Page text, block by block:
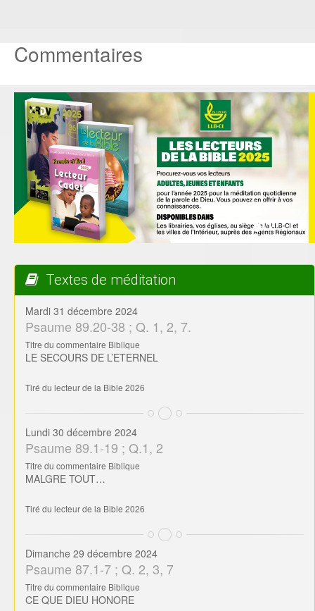
Commentaires
Textes de méditation
Mardi 31 décembre 2024
Psaume 89.20-38 ; Q. 1, 2, 7.
Titre du commentaire Biblique
LE SECOURS DE L’ETERNEL
Tiré du lecteur de la Bible 2026
Lundi 30 décembre 2024
Psaume 89.1-19 ; Q.1, 2
Titre du commentaire Biblique
MALGRE TOUT…
Tiré du lecteur de la Bible 2026
Dimanche 29 décembre 2024
Psaume 87.1-7 ; Q. 2, 3, 7
Titre du commentaire Biblique
CE QUE DIEU HONORE